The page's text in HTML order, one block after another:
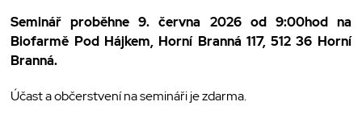
Seminář proběhne 9. června 2026 od 9:00hod na
Biofarmě Pod Hájkem,Horní Branná 117, 512 36 Horní
Branná.
Účast a občerstvení na semináři je zdarma.